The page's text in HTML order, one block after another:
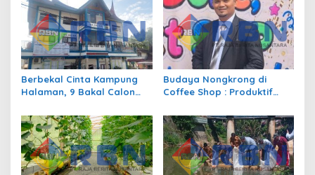
p
o
s
Berbekal Cinta Kampung
Halaman, 9 Bakal Calon
Sulit Air
Budaya Nongkrong di
Coffee Shop : Produktif